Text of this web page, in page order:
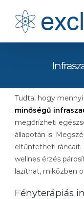
Tudta, hogy
minőségű
megőrízheti
állapotán is.
eltűntetheti ráncait.
wellnes érzés
lazíthat, miközben
Fényterápiás